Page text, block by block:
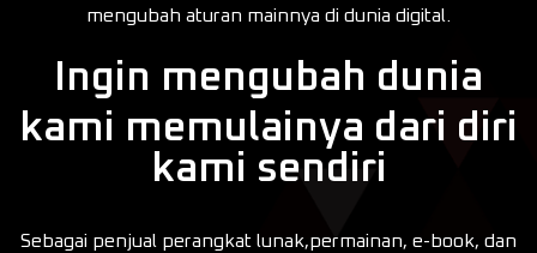
mengubah aturan mainnya di dunia digital.
Ingin mengubah dunia
kami memulainya dari diri
kami sendiri
Sebagai penjual perangkat lunak,permainan, e-book, dan